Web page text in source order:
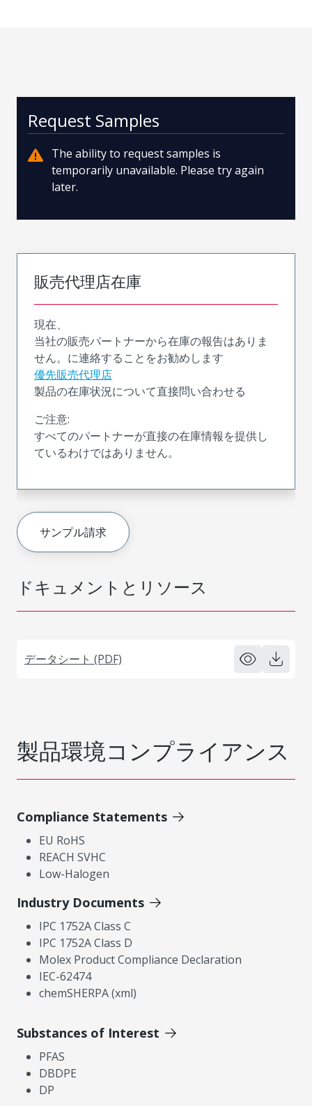
ドキュメントとリソース
データシート (PDF)
Request Samples
The ability to request samples is
temporarily unavailable. Please try again
later.
販売代理店在庫
現在、
当社の販売パートナーから在庫の報告はありま
せん。に連絡することをお勧めします
優先販売代理店
製品の在庫状況について直接問い合わせる
ご注意:
すべてのパートナーが直接の在庫情報を提供し
ているわけではありません。
サンプル請求
製品環境コンプライアンス
Compliance Statements
EU RoHS
REACH SVHC
Low-Halogen
Industry Documents
IPC 1752A Class C
IPC 1752A Class D
Molex Product Compliance Declaration
IEC-62474
chemSHERPA (xml)
Substances of Interest
PFAS
DBDPE
DP